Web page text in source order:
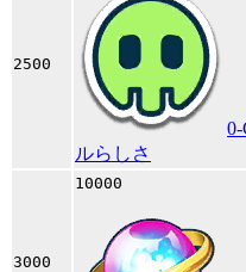
2500
ルらしさ
3000
10000